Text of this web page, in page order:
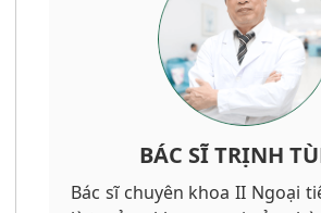
BÁC SĨ TRỊNH
Bác sĩ chuyên khoa II Ngoại